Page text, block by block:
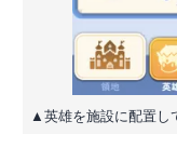
▲英雄を施設に配置し